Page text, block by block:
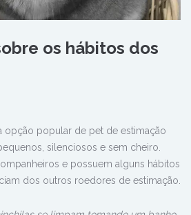
os hábitos dos
opção popular de pet de estimação
silenciosos e sem cheiro.
e possuem alguns hábitos
dos outros roedores de estimação.